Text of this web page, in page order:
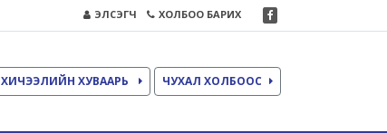
ЭЛСЭГЧ ХОЛБОО БАРИХ
ХИЧЭЭЛИЙН ХУВААРЬ ЧУХАЛ ХОЛБООС